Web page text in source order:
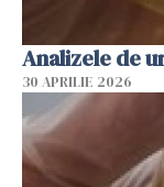
Analizele de
30 APRILIE 2026